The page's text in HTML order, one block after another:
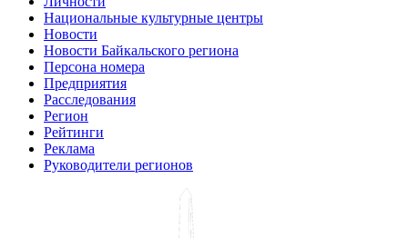
Национальные культурные центры
Новости
Новости Байкальского региона
Персона номера
Предприятия
Расследования
Регион
Рейтинги
Реклама
Руководители регионов